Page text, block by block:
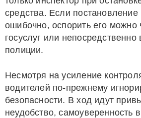
средства. Если
ошибочно, оспорить его можно
госуслуг или непосредственно
полиции.
Несмотря на усиление
водителей по-прежнему
безопасности. В ход идут
неудобство, самоуверенность